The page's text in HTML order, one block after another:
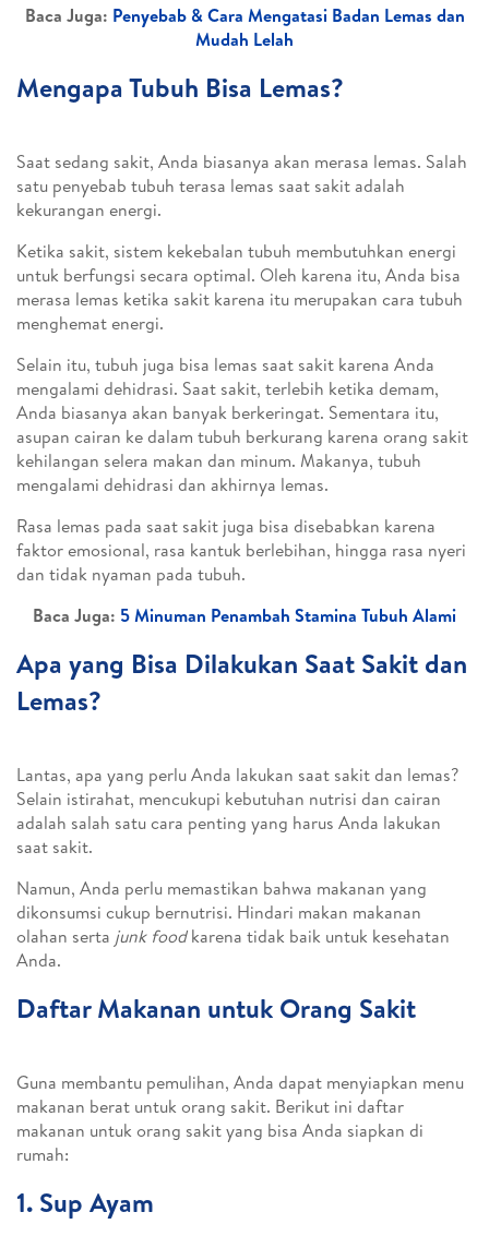
Baca Juga: Penyebab & Cara Mengatasi Badan Lemas dan
Mudah Lelah
Mengapa Tubuh Bisa Lemas?
Saat sedang sakit, Anda biasanya akan merasa lemas. Salah
satu penyebab tubuh terasa lemas saat sakit adalah
kekurangan energi.
Ketika sakit, sistem kekebalan tubuh membutuhkan energi
untuk berfungsi secara optimal. Oleh karena itu, Anda bisa
merasa lemas ketika sakit karena itu merupakan cara tubuh
menghemat energi.
Selain itu, tubuh juga bisa lemas saat sakit karena Anda
mengalami dehidrasi. Saat sakit, terlebih ketika demam,
Anda biasanya akan banyak berkeringat. Sementara itu,
asupan cairan ke dalam tubuh berkurang karena orang sakit
kehilangan selera makan dan minum. Makanya, tubuh
mengalami dehidrasi dan akhirnya lemas.
Rasa lemas pada saat sakit juga bisa disebabkan karena
faktor emosional, rasa kantuk berlebihan, hingga rasa nyeri
dan tidak nyaman pada tubuh.
Baca Juga: 5 Minuman Penambah Stamina Tubuh Alami
Apa yang Bisa Dilakukan Saat Sakit dan
Lemas?
Lantas, apa yang perlu Anda lakukan saat sakit dan lemas?
Selain istirahat, mencukupi kebutuhan nutrisi dan cairan
adalah salah satu cara penting yang harus Anda lakukan
saat sakit.
Namun, Anda perlu memastikan bahwa makanan yang
dikonsumsi cukup bernutrisi. Hindari makan makanan
olahan serta junk foodkarena tidak baik untuk kesehatan
Anda.
Daftar Makanan untuk Orang Sakit
Guna membantu pemulihan, Anda dapat menyiapkan menu
makanan berat untuk orang sakit. Berikut ini daftar
makanan untuk orang sakit yang bisa Anda siapkan di
rumah:
1. Sup Ayam